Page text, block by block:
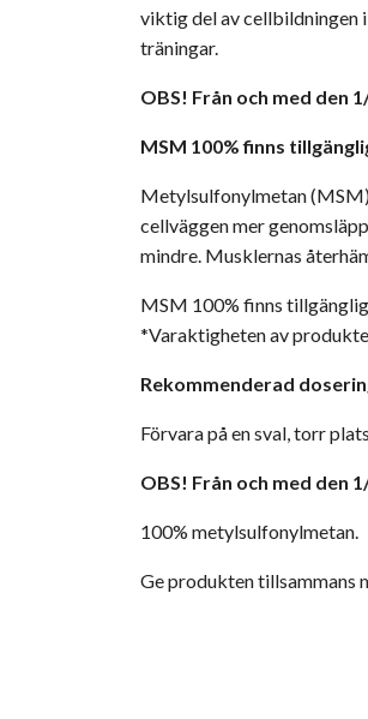
viktig del av cellbildningen
träningar.
OBS! Från och med den
MSM 100% finns
Metylsulfonylmetan
cellväggen mer
mindre. Musklernas
MSM 100% finns
*Varaktigheten av
Rekommenderad
Förvara på en sval, torr
OBS! Från och med den
100% metylsulfonylmetan.
Ge produkten tillsammans